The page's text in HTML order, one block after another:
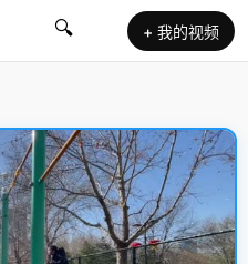
🔍 + 我的视频